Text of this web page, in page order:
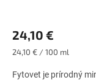
produktu
4,9
z
24,10 €
Jednotková
24,10 € / 100 ml
Fytovet je prírodný